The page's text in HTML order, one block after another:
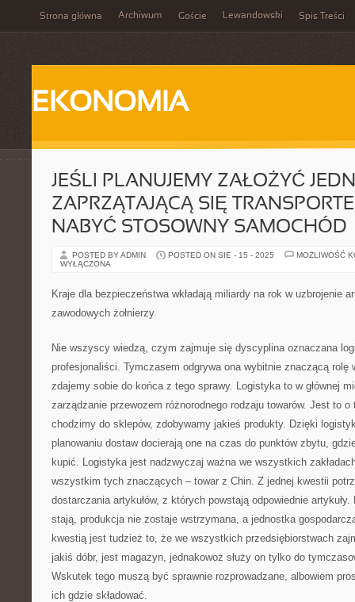
Strona główna Archiwum Goście Lewandowski Spis Treści
EKONOMIA
JEŚLI PLANUJEMY ZAŁOŻYĆ
ZAPRZĄTAJĄCĄ SIĘ
NABYĆ STOSOWNY SAMOCHÓD
POSTED BY ADMIN POSTED ON SIE - 15 - 2025
MOŻLIWOŚĆ
WYŁĄCZONA
Kraje dla bezpieczeństwa wkładają miliardy na rok w uzbrojenie
zawodowych żołnierzy
Nie wszyscy wiedzą, czym zajmuje się dyscyplina oznaczana
profesjonaliści. Tymczasem odgrywa ona wybitnie znaczącą
zdajemy sobie do końca z tego sprawy. Logistyka to w głównej
zarządzanie przewozem różnorodnego rodzaju towarów. Jest to
chodzimy do sklepów, zdobywamy jakieś produkty. Dzięki
planowaniu dostaw docierają one na czas do punktów zbytu,
kupić. Logistyka jest nadzwyczaj ważna we wszystkich
wszystkim tych znaczących – towar z Chin. Z jednej kwestii
dostarczania artykułów, z których powstają odpowiednie
stają, produkcja nie zostaje wstrzymana, a jednostka
kwestią jest tudzież to, że we wszystkich przedsiębiorstwach
jakiś dóbr, jest magazyn, jednakowoż służy on tylko do
Wskutek tego muszą być sprawnie rozprowadzane, albowiem
ich gdzie składować.